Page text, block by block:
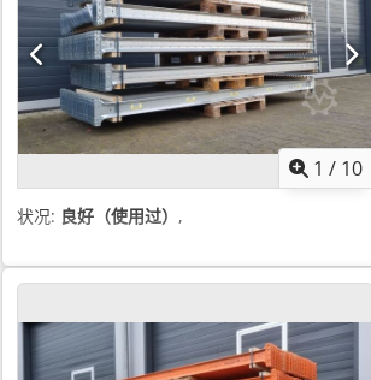
1 / 10
状况: 良好（使用过） ,